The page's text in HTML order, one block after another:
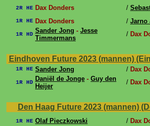
2R HE Dax Donders /
1R HE Dax Donders / Jarno
1R HD Sander Jong - Jesse
Timmermans
/ Dax
Eindhoven Future 2023 (mannen)
1R HE Sander Jong / Dax
1R HD Daniël de Jonge - Guy den
Heijer
/ Dax
Den Haag Future 2023 (mannen)
1R HE Olaf Pieczkowski / Dax